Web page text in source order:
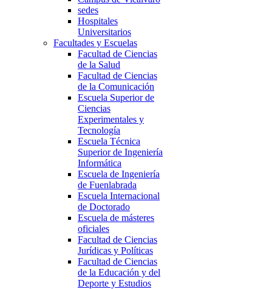
sedes
Hospitales
Universitarios
Facultades y Escuelas
Facultad de Ciencias
de la Salud
Facultad de Ciencias
de la Comunicación
Escuela Superior de
Ciencias
Experimentales y
Tecnología
Escuela Técnica
Superior de Ingeniería
Informática
Escuela de Ingeniería
de Fuenlabrada
Escuela Internacional
de Doctorado
Escuela de másteres
oficiales
Facultad de Ciencias
Jurídicas y Políticas
Facultad de Ciencias
de la Educación y del
Deporte y Estudios